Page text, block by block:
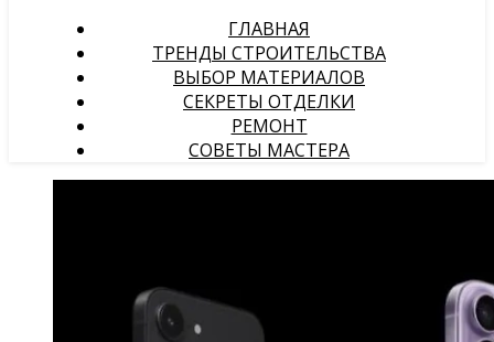
ГЛАВНАЯ
ТРЕНДЫ СТРОИТЕЛЬСТВА
ВЫБОР МАТЕРИАЛОВ
СЕКРЕТЫ ОТДЕЛКИ
РЕМОНТ
СОВЕТЫ МАСТЕРА